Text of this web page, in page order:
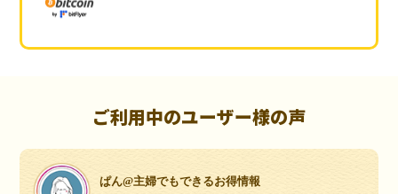
ご利用中のユーザー様の声
ぱん@主婦でもできるお得情報